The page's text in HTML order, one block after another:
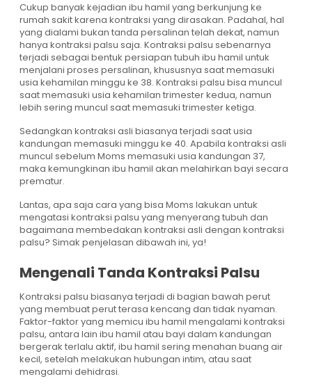
Cukup banyak kejadian ibu hamil yang berkunjung ke
rumah sakit karena kontraksi yang dirasakan. Padahal, hal
yang dialami bukan tanda persalinan telah dekat, namun
hanya kontraksi palsu saja. Kontraksi palsu sebenarnya
terjadi sebagai bentuk persiapan tubuh ibu hamil untuk
menjalani proses persalinan, khususnya saat memasuki
usia kehamilan minggu ke 38. Kontraksi palsu bisa muncul
saat memasuki usia kehamilan trimester kedua, namun
lebih sering muncul saat memasuki trimester ketiga.
Sedangkan kontraksi asli biasanya terjadi saat usia
kandungan memasuki minggu ke 40. Apabila kontraksi asli
muncul sebelum Moms memasuki usia kandungan 37,
maka kemungkinan ibu hamil akan melahirkan bayi secara
prematur.
Lantas, apa saja cara yang bisa Moms lakukan untuk
mengatasi kontraksi palsu yang menyerang tubuh dan
bagaimana membedakan kontraksi asli dengan kontraksi
palsu? Simak penjelasan dibawah ini, ya!
Mengenali Tanda Kontraksi Palsu
Kontraksi palsu biasanya terjadi di bagian bawah perut
yang membuat perut terasa kencang dan tidak nyaman.
Faktor-faktor yang memicu ibu hamil mengalami kontraksi
palsu, antara lain ibu hamil atau bayi dalam kandungan
bergerak terlalu aktif, ibu hamil sering menahan buang air
kecil, setelah melakukan hubungan intim, atau saat
mengalami dehidrasi.